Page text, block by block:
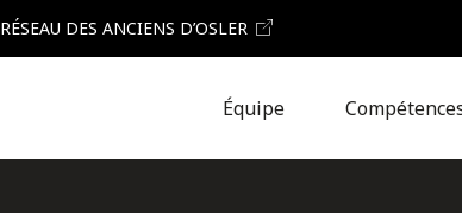
RÉSEAU DES ANCIENS D’OSLER
Équipe